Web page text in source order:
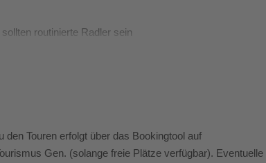
routinierte Radler sein
Touren erfolgt über das Bookingtool auf
Gen. (solange freie Plätze verfügbar). Eventuelle